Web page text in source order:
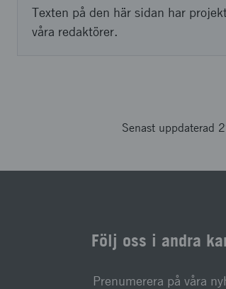
Texten på den här sidan har
våra redaktörer.
Senast uppdaterad
Följ oss i andra
Prenumerera på våra